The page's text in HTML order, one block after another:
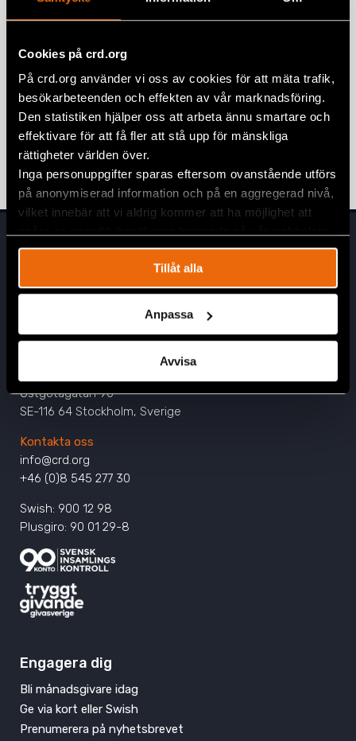
Cookies på crd.org
På crd.org använder vi oss av cookies för att mäta trafik,
besökarbeteenden och effekten av vår marknadsföring.
Den statistiken hjälper oss att arbeta ännu smartare och
effektivare för att få fler att stå upp för mänskliga
rättigheter världen över.
Inga personuppgifter sparas eftersom ovanstående utförs
på anonymiserad information och på en aggregerad nivå,
vilket innebär att vi aldrig kommer att ha möjlighet att
Tillåt alla
Anpassa
Avvisa
Människorättsförsvarare dödad i
Amazonas
COLOMBIA ,LATINAMERIKA
7 september 2022
I kampen för Amazonas – Angela
utbildar den nya generationens
aktivister
COLOMBIA ,NYHETER
Östgötagatan 90
SE-116 64 Stockholm, Sverige
Kontakta oss
info@crd.org
+46 (0)8 545 277 30
Swish: 900 12 98
Plusgiro: 90 01 29-8
Engagera dig
Bli månadsgivare idag
Ge via kort eller Swish
Prenumerera på nyhetsbrevet